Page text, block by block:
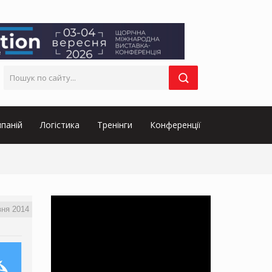
Логістика Тренінги Конференції
2014